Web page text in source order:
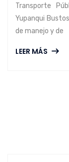
Transporte
Yupanqui
de manejo y de
LEER MÁS